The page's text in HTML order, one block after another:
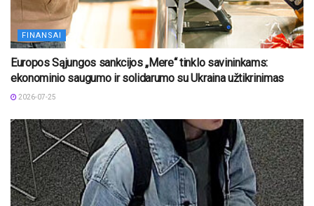
FINANSAI
Europos Sąjungos sankcijos „Mere“ tinklo savininkams:
ekonominio saugumo ir solidarumo su Ukraina užtikrinimas
2026-07-25